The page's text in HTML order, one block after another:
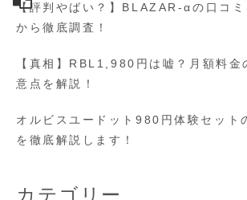
【評判やばい？】BLAZAR-αの口コミ
から徹底調査！
【真相】RBL1,980円は嘘？月額料金
意点を解説！
オルビスユードット980円体験セット
を徹底解説します！
カテゴリー